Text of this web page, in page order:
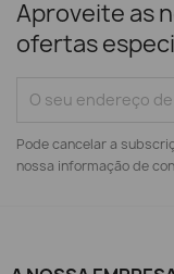
Aproveite as
ofertas
Pode cancelar a
nossa informação de